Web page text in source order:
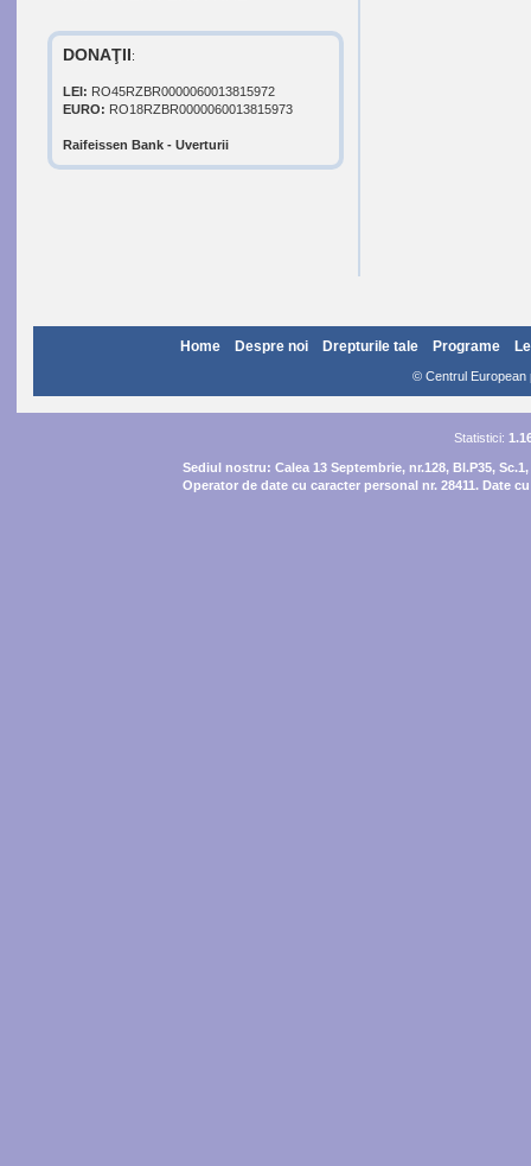
DONAŢII:
LEI: RO45RZBR0000060013815972
EURO: RO18RZBR0000060013815973
Raifeissen Bank - Uverturii
Home Despre noi Drepturile tale Programe
© Centrul European
Statistici:
Sediul nostru: Calea 13 Septembrie, nr.128, Bl.P35,
Operator de date cu caracter personal nr. 28411. Date